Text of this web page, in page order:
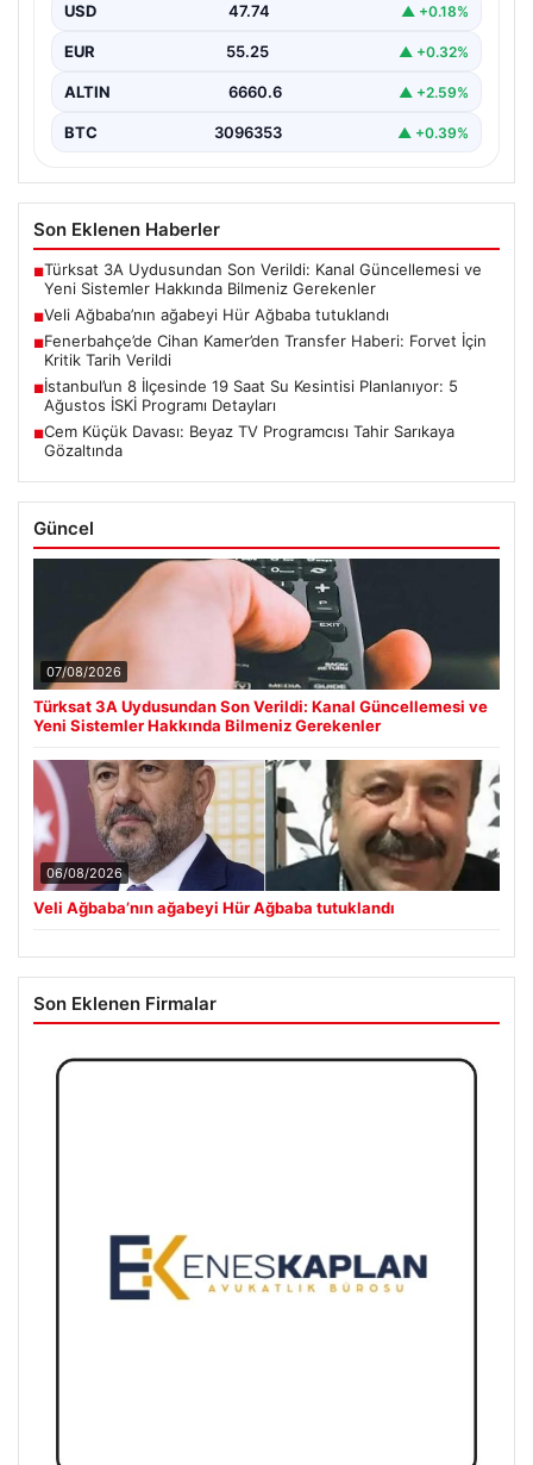
USD 47.74 ▲ +0.18%
EUR 55.25 ▲ +0.32%
ALTIN 6660.6 ▲ +2.59%
BTC 3096353 ▲ +0.39%
Son Eklenen Haberler
■Türksat 3A Uydusundan Son Verildi: Kanal Güncellemesi ve
Yeni Sistemler Hakkında Bilmeniz Gerekenler
■Veli Ağbaba’nın ağabeyi Hür Ağbaba tutuklandı
■Fenerbahçe’de Cihan Kamer’den Transfer Haberi: Forvet İçin
Kritik Tarih Verildi
■İstanbul’un 8 İlçesinde 19 Saat Su Kesintisi Planlanıyor: 5
Ağustos İSKİ Programı Detayları
■Cem Küçük Davası: Beyaz TV Programcısı Tahir Sarıkaya
Gözaltında
Güncel
07/08/2026
Türksat 3A Uydusundan Son Verildi: Kanal Güncellemesi ve
Yeni Sistemler Hakkında Bilmeniz Gerekenler
06/08/2026
Veli Ağbaba’nın ağabeyi Hür Ağbaba tutuklandı
Son Eklenen Firmalar